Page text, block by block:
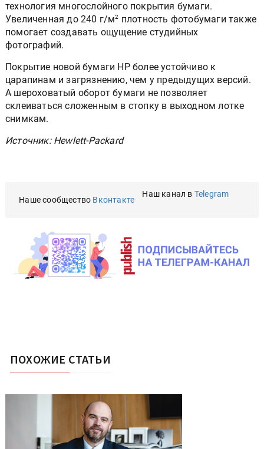
технология многослойного покрытия бумаги.
Увеличенная до 240 г/м2
плотность фотобумаги также
помогает создавать ощущение студийных
фотографий.
Покрытие новой бумаги HP более устойчиво к
царапинам и загрязнению, чем у предыдущих версий.
А шероховатый оборот бумаги не позволяет
склеиваться сложенным в стопку в выходном лотке
снимкам.
Источник: Hewlett-Packard
Наше сообщество Вконтакте
Наш канал в Telegram
ПОХОЖИЕ СТАТЬИ